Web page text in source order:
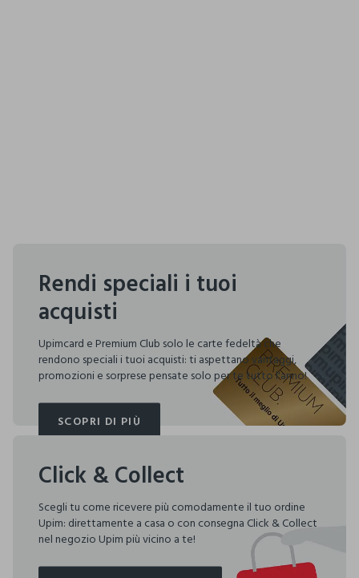
Rendi speciali i tuoi
acquisti
Upimcard e Premium Club solo le carte fedeltà che
rendono speciali i tuoi acquisti: ti aspettano vantaggi,
promozioni e sorprese pensate solo per te tutto l'anno!
SCOPRI DI PIÙ
SCOPRI DI PIÙ
Click & Collect
Scegli tu come ricevere più comodamente il tuo ordine
Upim: direttamente a casa o con consegna Click & Collect
nel negozio Upim più vicino a te!